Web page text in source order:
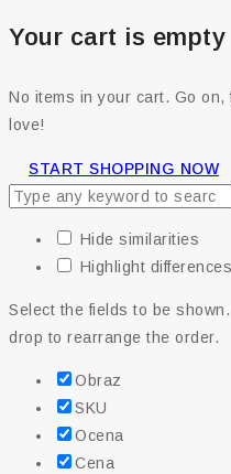
Your cart is empty
No items in your cart. Go
love!
START SHOPPING NOW
Hide similarities
Highlight differences
Select the fields to be
drop to rearrange the order.
Obraz
SKU
Ocena
Cena